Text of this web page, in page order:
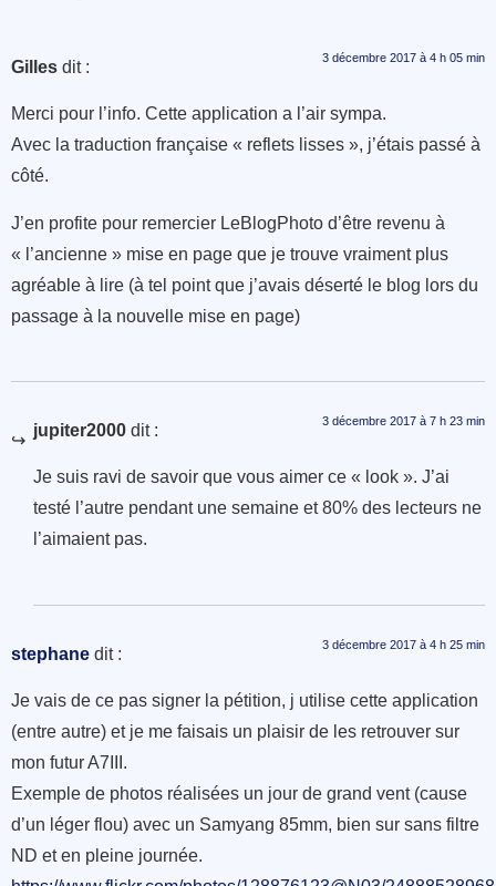
Gilles dit : 3 décembre 2017 à 4 h 05 min
Merci pour l’info. Cette application a l’air sympa.
Avec la traduction française « reflets lisses », j’étais passé à
côté.
J’en profite pour remercier LeBlogPhoto d’être revenu à
« l’ancienne » mise en page que je trouve vraiment plus
agréable à lire (à tel point que j’avais déserté le blog lors du
passage à la nouvelle mise en page)
jupiter2000 dit : 3 décembre 2017 à 7 h 23 min
Je suis ravi de savoir que vous aimer ce « look ». J’ai
testé l’autre pendant une semaine et 80% des lecteurs ne
l’aimaient pas.
stephane dit : 3 décembre 2017 à 4 h 25 min
Je vais de ce pas signer la pétition, j utilise cette application
(entre autre) et je me faisais un plaisir de les retrouver sur
mon futur A7III.
Exemple de photos réalisées un jour de grand vent (cause
d’un léger flou) avec un Samyang 85mm, bien sur sans filtre
ND et en pleine journée.